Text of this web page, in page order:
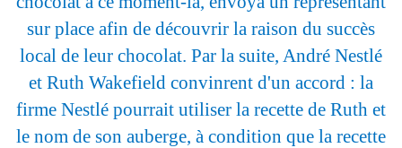
sur place afin de découvrir la raison du succès
local de leur chocolat. Par la suite, André Nestlé
et Ruth Wakefield convinrent d'un accord : la
firme Nestlé pourrait utiliser la recette de Ruth et
le nom de son auberge, à condition que la recette